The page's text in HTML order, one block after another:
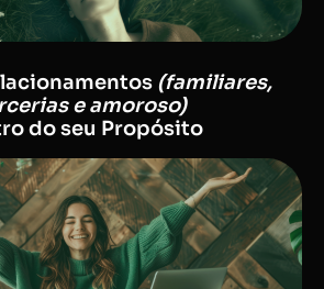
(familiares,
e amoroso)
do seu Propósito